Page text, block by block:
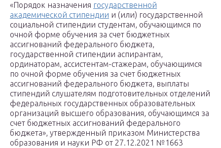
«Порядок назначения государственной
академической стипендии и (или) государственной
социальной стипендии студентам, обучающимся по
очной форме обучения за счет бюджетных
ассигнований федерального бюджета,
государственной стипендии аспирантам,
ординаторам, ассистентам-стажерам, обучающимся
по очной форме обучения за счет бюджетных
ассигнований федерального бюджета, выплаты
стипендий слушателям подготовительных отделений
федеральных государственных образовательных
организаций высшего образования, обучающимся за
счет бюджетных ассигнований федерального
бюджета», утвержденный приказом Министерства
образования и науки РФ от 27.12.2021 №1663